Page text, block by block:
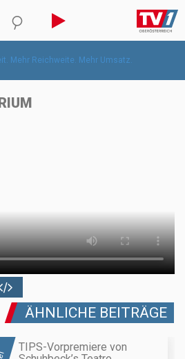
ÄHNLICHE BEITRÄGE
TIPS-Vorpremiere von